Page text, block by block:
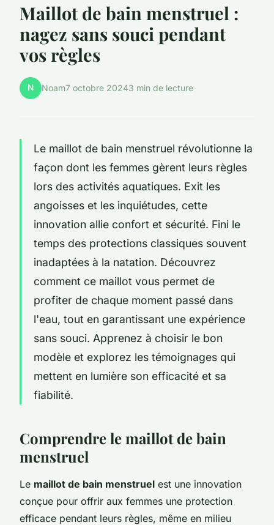
Maillot de bain menstruel :
nagez sans souci pendant
vos règles
N Noam7 octobre 20243 min de lecture
Le maillot de bain menstruel révolutionne la
façon dont les femmes gèrent leurs règles
lors des activités aquatiques. Exit les
angoisses et les inquiétudes, cette
innovation allie confort et sécurité. Fini le
temps des protections classiques souvent
inadaptées à la natation. Découvrez
comment ce maillot vous permet de
profiter de chaque moment passé dans
l'eau, tout en garantissant une expérience
sans souci. Apprenez à choisir le bon
modèle et explorez les témoignages qui
mettent en lumière son efficacité et sa
fiabilité.
Comprendre le maillot de bain
menstruel
Le maillot de bain menstruel est une innovation
conçue pour offrir aux femmes une protection
efficace pendant leurs règles, même en milieu